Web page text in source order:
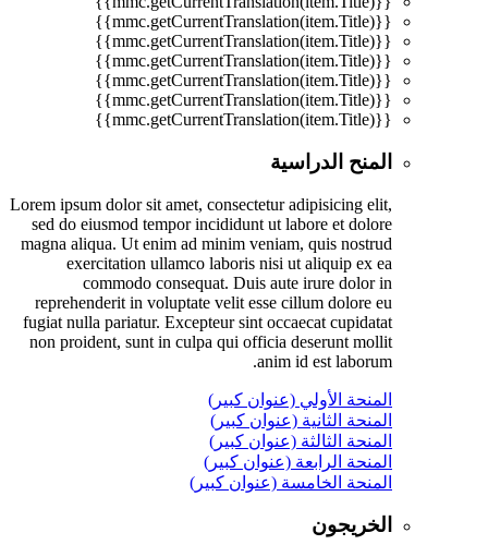
{{mmc.getCurrentTranslation(item.Title)}}
{{mmc.getCurrentTranslation(item.Title)}}
{{mmc.getCurrentTranslation(item.Title)}}
{{mmc.getCurrentTranslation(item.Title)}}
{{mmc.getCurrentTranslation(item.Title)}}
{{mmc.getCurrentTranslation(item.Title)}}
المنح الدراسية
Lorem ipsum dolor sit amet, consectetur adipisicing elit,
sed do eiusmod tempor incididunt ut labore et dolore
magna aliqua. Ut enim ad minim veniam, quis nostrud
exercitation ullamco laboris nisi ut aliquip ex ea
commodo consequat. Duis aute irure dolor in
reprehenderit in voluptate velit esse cillum dolore eu
fugiat nulla pariatur. Excepteur sint occaecat cupidatat
non proident, sunt in culpa qui officia deserunt mollit
anim id est laborum.
المنحة الأولي (عنوان كبير)
المنحة الثانية (عنوان كبير)
المنحة الثالثة (عنوان كبير)
المنحة الرابعة (عنوان كبير)
المنحة الخامسة (عنوان كبير)
الخريجون